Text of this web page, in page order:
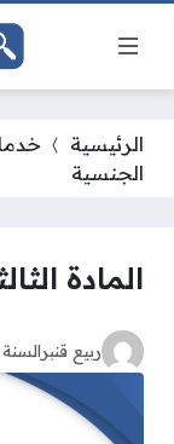
الرئيسية
الجنسية
المادة
ربيع قنبر